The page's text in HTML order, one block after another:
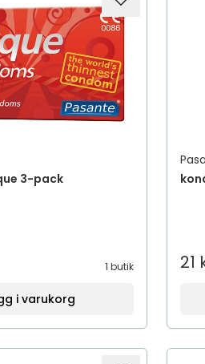
3-pack
1 butik
i varukorg
21